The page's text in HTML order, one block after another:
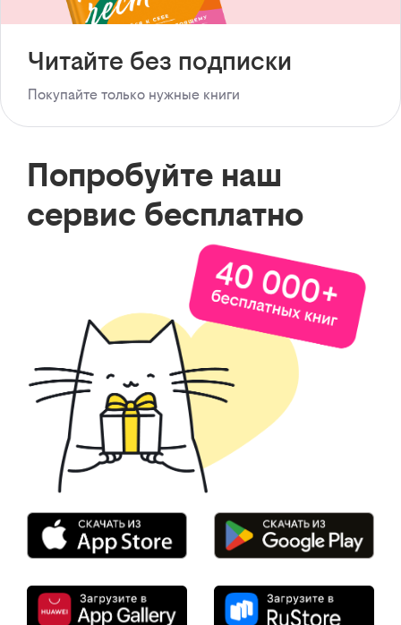
Читайте без подписки
Покупайте только нужные книги
Попробуйте наш
сервис бесплатно